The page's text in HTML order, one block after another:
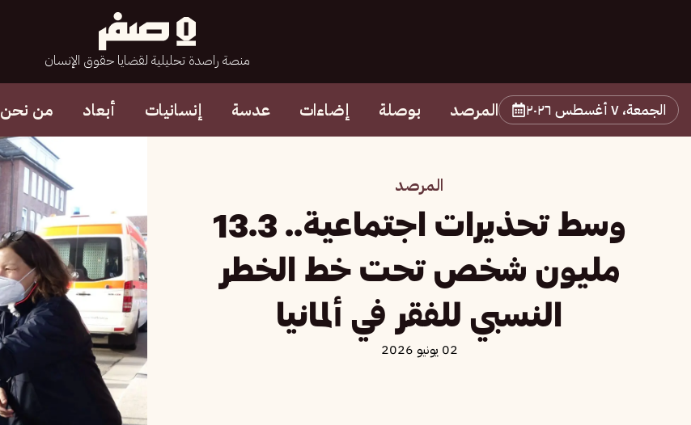
منصة راصدة تحليلية لقضايا حقوق الإنسان
الجمعة، ٧ أغسطس ٢٠٢٦ المرصد بوصلة إضاءات عدسة إنسانيات أبعاد من نحن
المرصد
وسط تحذيرات اجتماعية.. 13.3
مليون شخص تحت خط الخطر
النسبي للفقر في ألمانيا
02 يونيو 2026